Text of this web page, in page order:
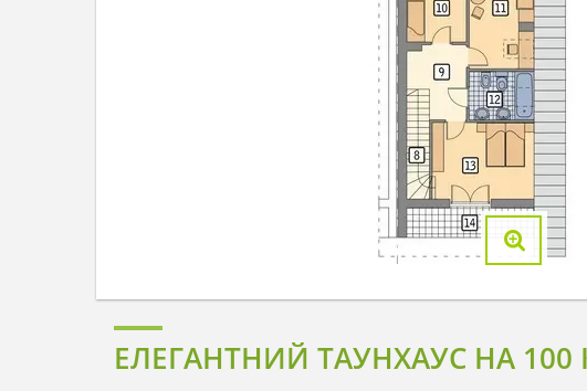
ЕЛЕГАНТНИЙ ТАУНХАУС НА 100